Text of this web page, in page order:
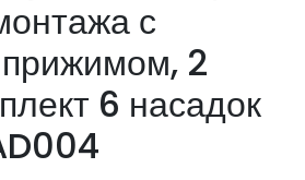
с
2
6 насадок